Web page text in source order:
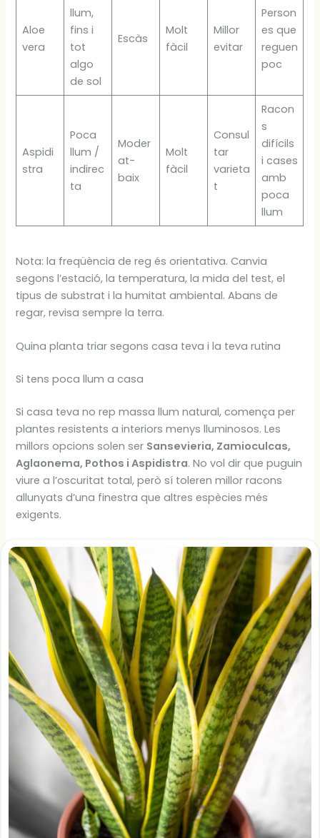
Aloe
vera
llum,
fins i
tot
algo
de sol
Escàs
Molt
fàcil
Millor
evitar
Person
es que
reguen
poc
Aspidi
stra
Poca
llum /
indirec
ta
Moder
at-
baix
Molt
fàcil
Consul
tar
varieta
t
Racon
s
difícils
i cases
amb
poca
llum
Nota: la freqüència de reg és orientativa. Canvia
segons l’estació, la temperatura, la mida del test, el
tipus de substrat i la humitat ambiental. Abans de
regar, revisa sempre la terra.
Quina planta triar segons casa teva i la teva rutina
Si tens poca llum a casa
Si casa teva no rep massa llum natural, comença per
plantes resistents a interiors menys lluminosos. Les
millors opcions solen ser Sansevieria, Zamioculcas,
Aglaonema, Pothos i Aspidistra. No vol dir que puguin
viure a l’oscuritat total, però sí toleren millor racons
allunyats d’una finestra que altres espècies més
exigents.